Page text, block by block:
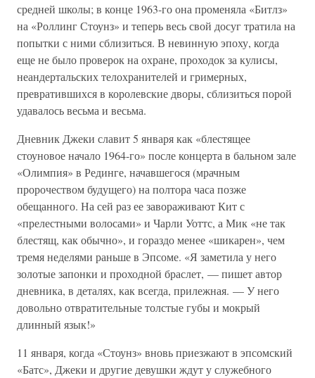
средней школы; в конце 1963-го она променяла «Битлз»
на «Роллинг Стоунз» и теперь весь свой досуг тратила на
попытки с ними сблизиться. В невинную эпоху, когда
еще не было проверок на охране, проходок за кулисы,
неандертальских телохранителей и гримерных,
превратившихся в королевские дворы, сблизиться порой
удавалось весьма и весьма.
Дневник Джеки славит 5 января как «блестящее
стоуновое начало 1964-го» после концерта в бальном зале
«Олимпия» в Рединге, начавшегося (мрачным
пророчеством будущего) на полтора часа позже
обещанного. На сей раз ее завораживают Кит с
«прелестными волосами» и Чарли Уоттс, а Мик «не так
блестящ, как обычно», и гораздо менее «шикарен», чем
тремя неделями раньше в Эпсоме. «Я заметила у него
золотые запонки и проходной браслет, — пишет автор
дневника, в деталях, как всегда, прилежная. — У него
довольно отвратительные толстые губы и мокрый
длинный язык!»
11 января, когда «Стоунз» вновь приезжают в эпсомский
«Батс», Джеки и другие девушки ждут у служебного